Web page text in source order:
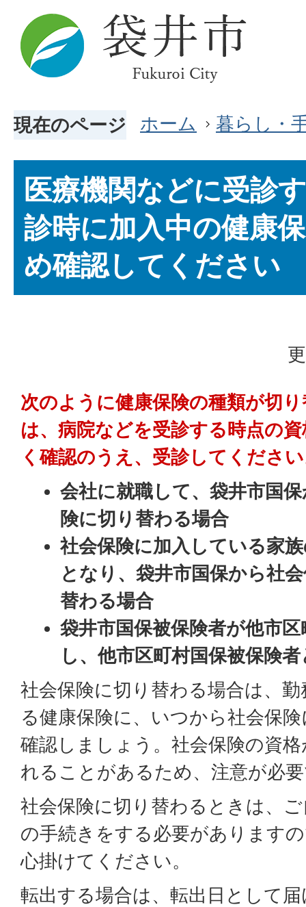
現在のページ ホーム 暮らし・
医療機関などに受診
診時に加入中の健康
め確認してください
次のように健康保険の種類が切
は、病院などを受診する時点の
く確認のうえ、受診してくださ
会社に就職して、袋井市国
険に切り替わる場合
社会保険に加入している家
となり、袋井市国保から社
替わる場合
袋井市国保被保険者が他市
し、他市区町村国保被保険
社会保険に切り替わる場合は、
る健康保険に、いつから社会保
確認しましょう。社会保険の資
れることがあるため、注意が必
社会保険に切り替わるときは、
の手続きをする必要があります
心掛けてください。
転出する場合は、転出日として